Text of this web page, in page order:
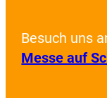
Besuch uns
Messe auf